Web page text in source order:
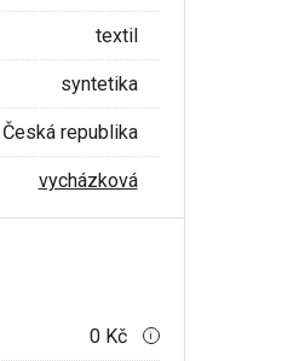
textil
syntetika
Česká republika
vycházková
0 Kč i